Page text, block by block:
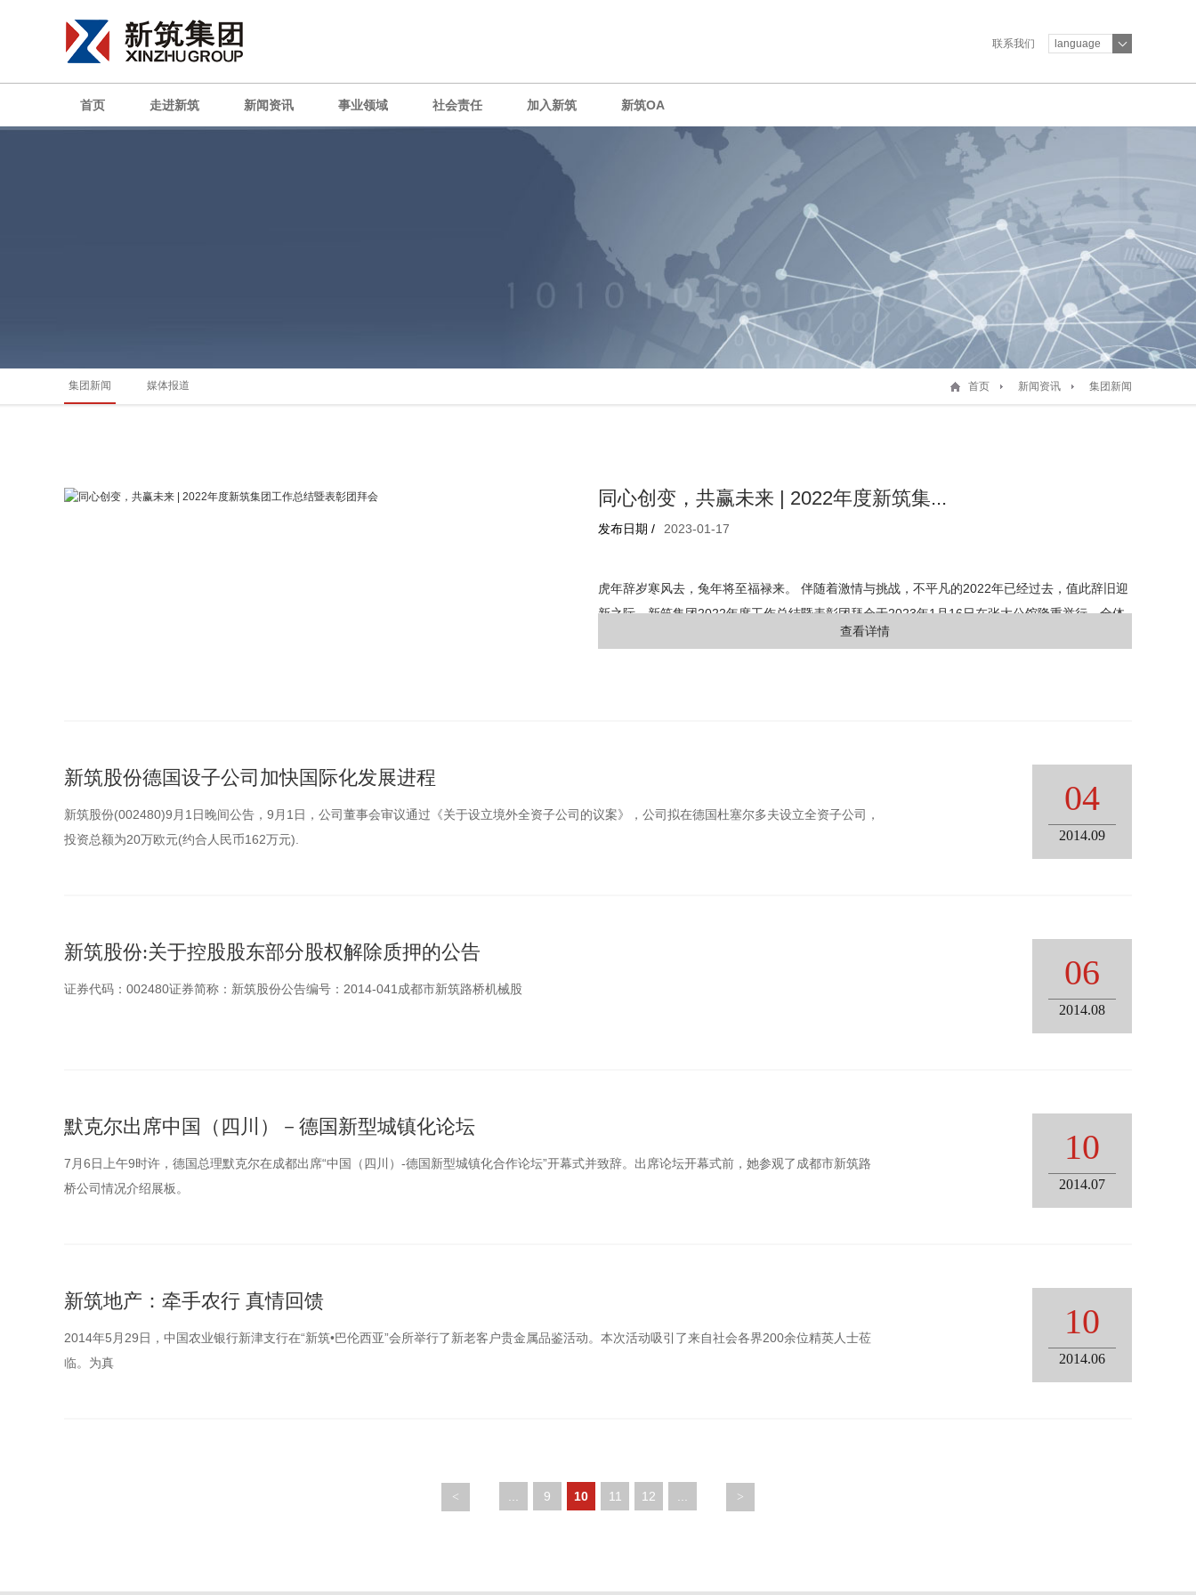
联系我们 language
首页 走进新筑 新闻资讯 事业领域 社会责任 加入新筑 新筑OA
集团新闻 媒体报道 首页 新闻资讯 集团新闻
同心创变，共赢未来 | 2022年度新筑集...
发布日期 / 2023-01-17
虎年辞岁寒风去，兔年将至福禄来。 伴随着激情与挑战，不平凡的2022年已经过去，值此辞旧迎
新之际，新筑集团2022年度工作总结暨表彰团拜会于2023年1月16日在张大公馆隆重举行。全体
查看详情
新筑股份德国设子公司加快国际化发展进程
新筑股份(002480)9月1日晚间公告，9月1日，公司董事会审议通过《关于设立境外全资子公司的议案》，公司拟在德国杜塞尔多夫设立全资子公司，
投资总额为20万欧元(约合人民币162万元).
04
2014.09
新筑股份:关于控股股东部分股权解除质押的公告
证券代码：002480证券简称：新筑股份公告编号：2014-041成都市新筑路桥机械股 06
2014.08
默克尔出席中国（四川）－德国新型城镇化论坛
7月6日上午9时许，德国总理默克尔在成都出席“中国（四川）-德国新型城镇化合作论坛”开幕式并致辞。出席论坛开幕式前，她参观了成都市新筑路
桥公司情况介绍展板。
10
2014.07
新筑地产：牵手农行 真情回馈
2014年5月29日，中国农业银行新津支行在“新筑•巴伦西亚”会所举行了新老客户贵金属品鉴活动。本次活动吸引了来自社会各界200余位精英人士莅
临。为真
10
2014.06
< 9 10 11 12 >